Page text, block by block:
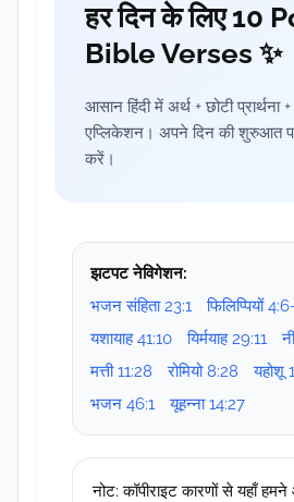
हर दिन के लिए 10
Bible Verses ✨
आसान हिंदी में अर्थ + छोटी प्रार्थना
एप्लिकेशन। अपने दिन की शुरुआत
करें।
झटपट नेविगेशन:
भजन संहिता 23:1
फिलिप्पियों
यशायाह 41:10
यिर्मयाह 29:11
मत्ती 11:28
रोमियो 8:28
यहोशू
भजन 46:1
यूहन्ना 14:27
नोट: कॉपीराइट कारणों से यहाँ